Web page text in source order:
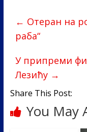
o
o
k
← Отеран на
раба“
У припреми
Лезићу →
Share This Post:
You May